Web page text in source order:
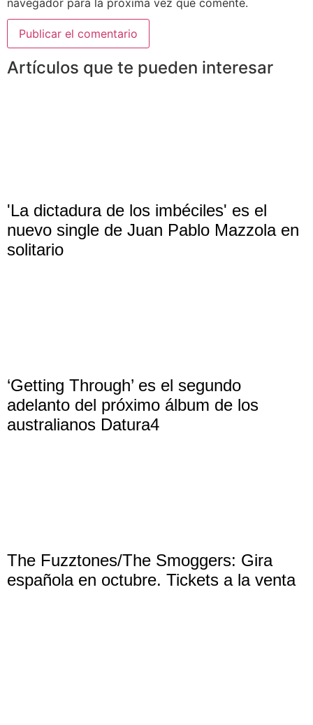
navegador para la próxima vez que comente.
Artículos que te pueden interesar
'La dictadura de los imbéciles' es el
nuevo single de Juan Pablo Mazzola en
solitario
‘Getting Through’ es el segundo
adelanto del próximo álbum de los
australianos Datura4
The Fuzztones/The Smoggers: Gira
española en octubre. Tickets a la venta